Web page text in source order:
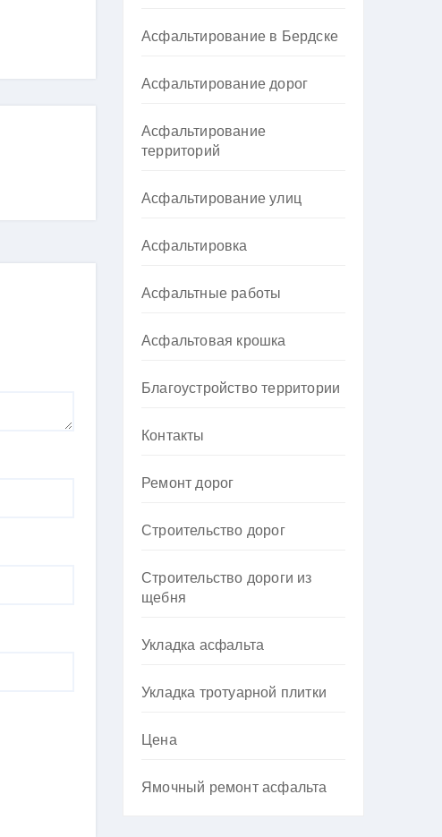
Асфальтирование в Бердске
Асфальтирование дорог
Асфальтирование
территорий
Асфальтирование улиц
Асфальтировка
Асфальтные работы
Асфальтовая крошка
Благоустройство территории
Контакты
Ремонт дорог
Строительство дорог
Строительство дороги из
щебня
Укладка асфальта
Укладка тротуарной плитки
Цена
Ямочный ремонт асфальта